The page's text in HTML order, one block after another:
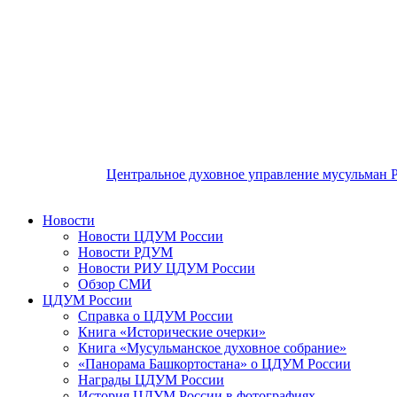
Центральное духовное управление мусульман
Новости
Новости ЦДУМ России
Новости РДУМ
Новости РИУ ЦДУМ России
Обзор СМИ
ЦДУМ России
Справка о ЦДУМ России
Книга «Исторические очерки»
Книга «Мусульманское духовное собрание»
«Панорама Башкортостана» о ЦДУМ России
Награды ЦДУМ России